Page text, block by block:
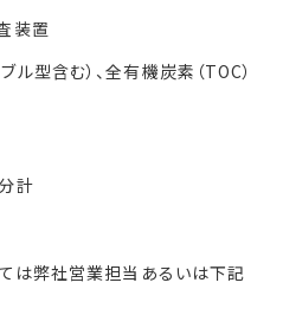
装置
型含む）、全有機炭素（TOC）
計
は弊社営業担当あるいは下記